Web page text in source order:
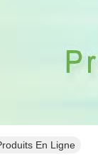
En Ligne